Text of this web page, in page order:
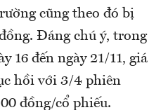
cũng theo đó bị
Đáng chú ý, trong
16 đến ngày 21/11, giá
hồi với 3/4 phiên
đồng/cổ phiếu.